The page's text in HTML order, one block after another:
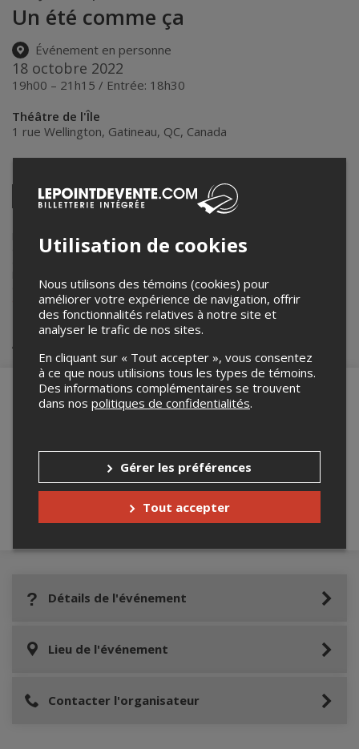
Un été comme ça
Événement en personne
18 octobre 2022
19h00 – 21h15 / Entrée: 18h30
Théâtre de l'Île
1 rue Wellington, Gatineau, QC, Canada
Twitter
Lepointdevente.com agit à titre de mandataire pour
dans le cadre de l’affichage en ligne et la vente de billets pour ses
contacter l’organisateur de l’événement,Ciné Jonction
coordination@cinejonction.com.
Achat de billets
robot ci-bas.
Détails de l'événement
Lieu de l'événement
Contacter l'organisateur
Utilisation de cookies
Nous utilisons des témoins (cookies) pour
améliorer votre expérience de navigation, offrir
des fonctionnalités relatives à notre site et
analyser le trafic de nos sites.
En cliquant sur « Tout accepter », vous consentez
à ce que nous utilisions tous les types de témoins.
Des informations complémentaires se trouvent
dans nos politiques de confidentialités.
Gérer les préférences
Tout accepter